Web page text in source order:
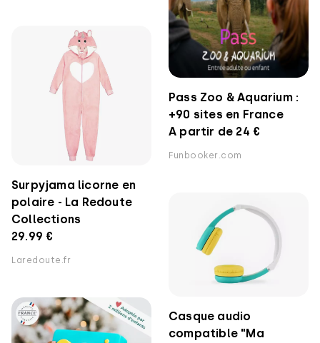
Pass Zoo & Aquarium :
+90 sites en France
A partir de 24 €
Funbooker.com
Surpyjama licorne en
polaire - La Redoute
Collections
29.99 €
Laredoute.fr
Casque audio
compatible "Ma